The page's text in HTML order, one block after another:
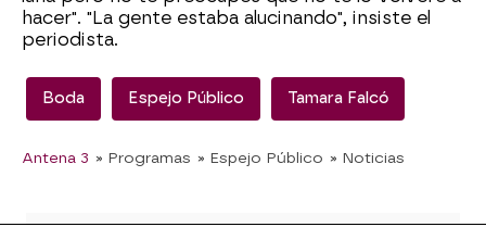
hacer". "La gente estaba alucinando", insiste el
periodista.
Boda Espejo Público Tamara Falcó
Antena 3 » Programas » Espejo Público » Noticias